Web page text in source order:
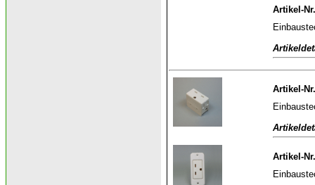
Artikel-
Artikel-
Artikel-